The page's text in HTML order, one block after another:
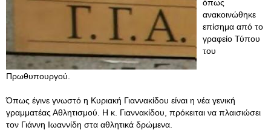
όπως
ανακοινώθηκε
επίσημα από το
γραφείο Τύπου
του
Πρωθυπουργού.
Όπως έγινε γνωστό η Κυριακή Γιαννακίδου είναι η νέα γενική
γραμματέας Αθλητισμού. Η κ. Γιαννακίδου, πρόκειται να πλαισιώσει
τον Γιάννη Ιωαννίδη στα αθλητικά δρώμενα.